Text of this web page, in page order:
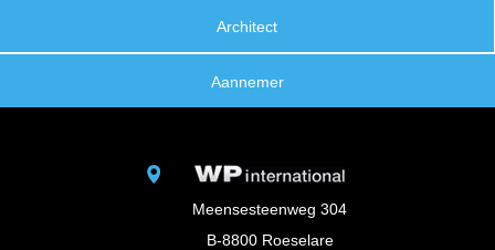
Architect
Aannemer
Meensesteenweg 304
B-8800 Roeselare